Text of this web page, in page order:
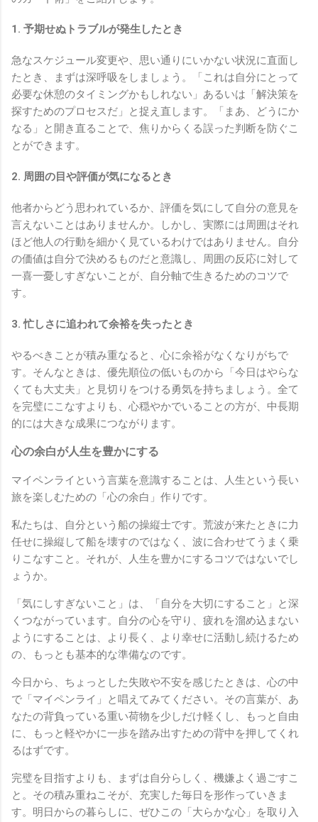
1. 予期せぬトラブルが発生したとき
急なスケジュール変更や、思い通りにいかない状況に直面し
たとき、まずは深呼吸をしましょう。「これは自分にとって
必要な休憩のタイミングかもしれない」あるいは「解決策を
探すためのプロセスだ」と捉え直します。「まあ、どうにか
なる」と開き直ることで、焦りからくる誤った判断を防ぐこ
とができます。
2. 周囲の目や評価が気になるとき
他者からどう思われているか、評価を気にして自分の意見を
言えないことはありませんか。しかし、実際には周囲はそれ
ほど他人の行動を細かく見ているわけではありません。自分
の価値は自分で決めるものだと意識し、周囲の反応に対して
一喜一憂しすぎないことが、自分軸で生きるためのコツで
す。
3. 忙しさに追われて余裕を失ったとき
やるべきことが積み重なると、心に余裕がなくなりがちで
す。そんなときは、優先順位の低いものから「今日はやらな
くても大丈夫」と見切りをつける勇気を持ちましょう。全て
を完璧にこなすよりも、心穏やかでいることの方が、中長期
的には大きな成果につながります。
心の余白が人生を豊かにする
マイペンライという言葉を意識することは、人生という長い
旅を楽しむための「心の余白」作りです。
私たちは、自分という船の操縦士です。荒波が来たときに力
任せに操縦して船を壊すのではなく、波に合わせてうまく乗
りこなすこと。それが、人生を豊かにするコツではないでし
ょうか。
「気にしすぎないこと」は、「自分を大切にすること」と深
くつながっています。自分の心を守り、疲れを溜め込まない
ようにすることは、より長く、より幸せに活動し続けるため
の、もっとも基本的な準備なのです。
今日から、ちょっとした失敗や不安を感じたときは、心の中
で「マイペンライ」と唱えてみてください。その言葉が、あ
なたの背負っている重い荷物を少しだけ軽くし、もっと自由
に、もっと軽やかに一歩を踏み出すための背中を押してくれ
るはずです。
完璧を目指すよりも、まずは自分らしく、機嫌よく過ごすこ
と。その積み重ねこそが、充実した毎日を形作っていきま
す。明日からの暮らしに、ぜひこの「大らかな心」を取り入